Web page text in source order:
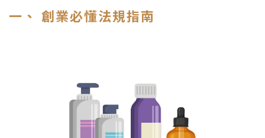
一、 創業必懂法規指南